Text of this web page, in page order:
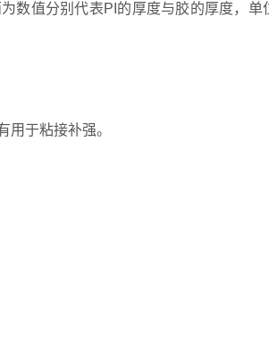
数值分别代表PI的厚度与胶的厚度，单
于粘接补强。